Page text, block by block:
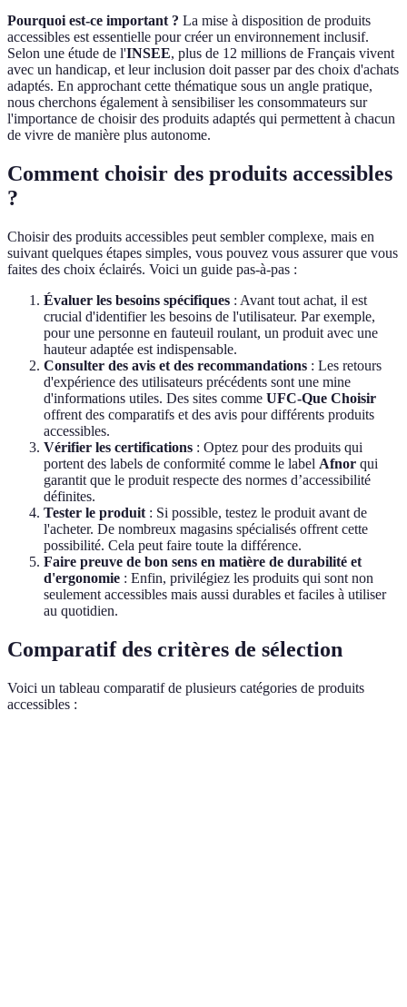
Pourquoi est-ce important ? La mise à disposition de produits
accessibles est essentielle pour créer un environnement inclusif.
Selon une étude de l'INSEE, plus de 12 millions de Français vivent
avec un handicap, et leur inclusion doit passer par des choix d'achats
adaptés. En approchant cette thématique sous un angle pratique,
nous cherchons également à sensibiliser les consommateurs sur
l'importance de choisir des produits adaptés qui permettent à chacun
de vivre de manière plus autonome.
Comment choisir des produits accessibles
?
Choisir des produits accessibles peut sembler complexe, mais en
suivant quelques étapes simples, vous pouvez vous assurer que vous
faites des choix éclairés. Voici un guide pas-à-pas :
Évaluer les besoins spécifiques : Avant tout achat, il est
crucial d'identifier les besoins de l'utilisateur. Par exemple,
pour une personne en fauteuil roulant, un produit avec une
hauteur adaptée est indispensable.
Consulter des avis et des recommandations : Les retours
d'expérience des utilisateurs précédents sont une mine
d'informations utiles. Des sites comme UFC-Que Choisir
offrent des comparatifs et des avis pour différents produits
accessibles.
Vérifier les certifications : Optez pour des produits qui
portent des labels de conformité comme le label Afnor qui
garantit que le produit respecte des normes d’accessibilité
définites.
Tester le produit : Si possible, testez le produit avant de
l'acheter. De nombreux magasins spécialisés offrent cette
possibilité. Cela peut faire toute la différence.
Faire preuve de bon sens en matière de durabilité et
d'ergonomie : Enfin, privilégiez les produits qui sont non
seulement accessibles mais aussi durables et faciles à utiliser
au quotidien.
Comparatif des critères de sélection
Voici un tableau comparatif de plusieurs catégories de produits
accessibles :